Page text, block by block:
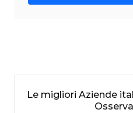
Le migliori Aziende